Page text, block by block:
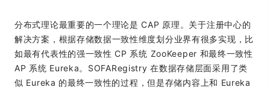
分布式理论最重要的一个理论是 CAP 原理。关于注册中心的
解决方案，根据存储数据一致性维度划分业界有很多实现，比
如最有代表性的强一致性 CP 系统 ZooKeeper 和最终一致性
AP 系统 Eureka。SOFARegistry 在数据存储层面采用了类
似 Eureka 的最终一致性的过程，但是存储内容上和 Eureka